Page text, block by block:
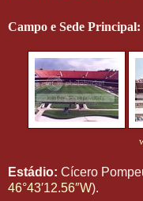
Campo e Sede Principal:
Estádio: Cícero
46°43′12.56″W).